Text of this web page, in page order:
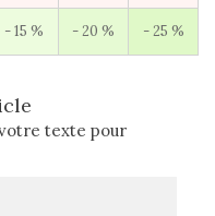
- 15 % - 20 % - 25 %
texte pour